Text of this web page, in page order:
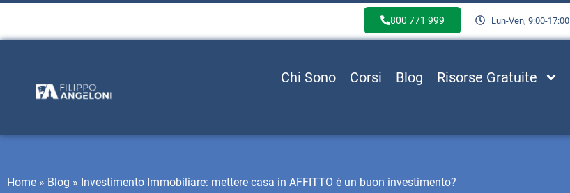
800 771 999 Lun-Ven, 9:00-17:00
Chi Sono Corsi Blog Risorse Gratuite
Home » Blog » Investimento Immobiliare: mettere casa in AFFITTO è un buon investimento?